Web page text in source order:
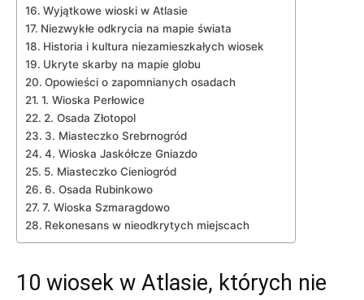
Wyjątkowe wioski w Atlasie
Niezwykłe‌ odkrycia na mapie świata
Historia i kultura niezamieszkałych wiosek
Ukryte skarby na mapie globu
Opowieści o zapomnianych osadach
1.⁢ Wioska Perłowice
2. Osada Złotopol
3. ‌Miasteczko Srebrnogród
4. Wioska Jaskółcze Gniazdo
5. Miasteczko Cieniogród
6. Osada Rubinkowo
7. Wioska Szmaragdowo
Rekonesans w nieodkrytych miejscach
10 wiosek w Atlasie, których nie